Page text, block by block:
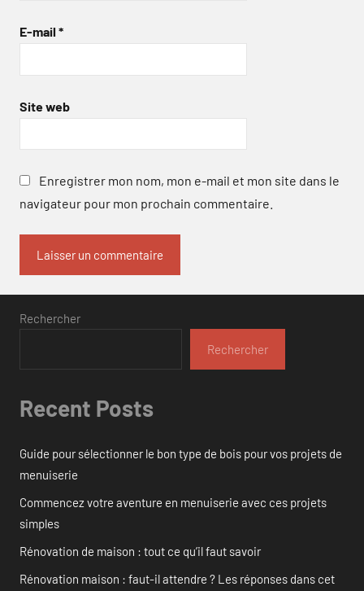
E-mail *
Site web
Enregistrer mon nom, mon e-mail et mon site dans le
navigateur pour mon prochain commentaire.
Rechercher
Rechercher
Recent Posts
Guide pour sélectionner le bon type de bois pour vos projets de
menuiserie
Commencez votre aventure en menuiserie avec ces projets
simples
Rénovation de maison : tout ce qu’il faut savoir
Rénovation maison : faut-il attendre ? Les réponses dans cet